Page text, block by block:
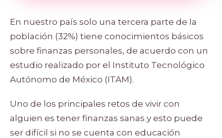
En nuestro país solo una tercera parte de la
población (32%) tiene conocimientos básicos
sobre finanzas personales, de acuerdo con un
estudio realizado por el Instituto Tecnológico
Autónomo de México (ITAM).
Uno de los principales retos de vivir con
alguien es tener finanzas sanas y esto puede
ser difícil si no se cuenta con educación